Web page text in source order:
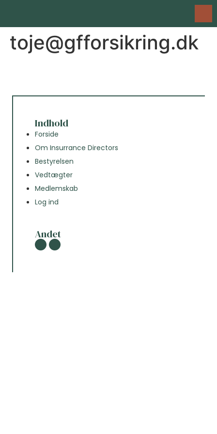
toje@gfforsikring.dk
Indhold
Forside
Om Insurrance Directors
Bestyrelsen
Vedtægter
Medlemskab
Log ind
Andet